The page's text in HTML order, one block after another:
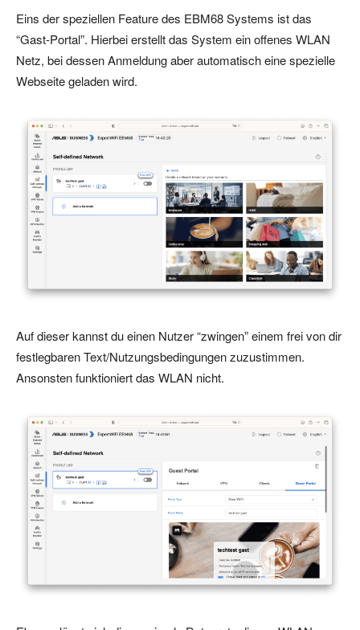
Eins der speziellen Feature des EBM68 Systems ist das
“Gast-Portal”. Hierbei erstellt das System ein offenes WLAN
Netz, bei dessen Anmeldung aber automatisch eine spezielle
Webseite geladen wird.
Auf dieser kannst du einen Nutzer “zwingen” einem frei von dir
festlegbaren Text/Nutzungsbedingungen zuzustimmen.
Ansonsten funktioniert das WLAN nicht.